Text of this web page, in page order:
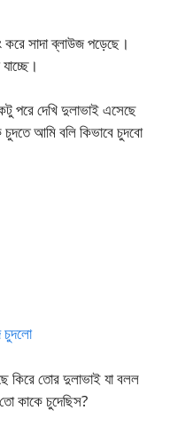
করে সাদা ব্লাউজ পড়েছে।
পরে দেখি দুলাভাই এসেছে
আমি বলি কিভাবে চুদবো
চুদলো
কিরে তোর দুলাভাই যা বলল
কাকে চুদেছিস?